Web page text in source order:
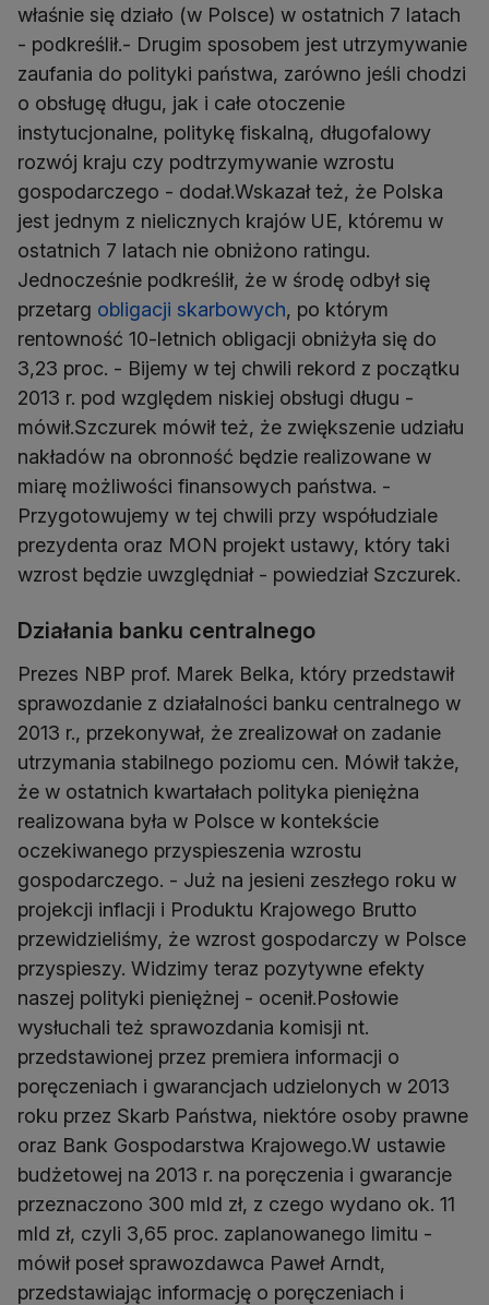
właśnie się działo (w Polsce) w ostatnich 7 latach
- podkreślił.- Drugim sposobem jest utrzymywanie
zaufania do polityki państwa, zarówno jeśli chodzi
o obsługę długu, jak i całe otoczenie
instytucjonalne, politykę fiskalną, długofalowy
rozwój kraju czy podtrzymywanie wzrostu
gospodarczego - dodał.Wskazał też, że Polska
jest jednym z nielicznych krajów UE, któremu w
ostatnich 7 latach nie obniżono ratingu.
Jednocześnie podkreślił, że w środę odbył się
przetarg obligacji skarbowych, po którym
rentowność 10-letnich obligacji obniżyła się do
3,23 proc. - Bijemy w tej chwili rekord z początku
2013 r. pod względem niskiej obsługi długu -
mówił.Szczurek mówił też, że zwiększenie udziału
nakładów na obronność będzie realizowane w
miarę możliwości finansowych państwa. -
Przygotowujemy w tej chwili przy współudziale
prezydenta oraz MON projekt ustawy, który taki
wzrost będzie uwzględniał - powiedział Szczurek.
Działania banku centralnego
Prezes NBP prof. Marek Belka, który przedstawił
sprawozdanie z działalności banku centralnego w
2013 r., przekonywał, że zrealizował on zadanie
utrzymania stabilnego poziomu cen. Mówił także,
że w ostatnich kwartałach polityka pieniężna
realizowana była w Polsce w kontekście
oczekiwanego przyspieszenia wzrostu
gospodarczego. - Już na jesieni zeszłego roku w
projekcji inflacji i Produktu Krajowego Brutto
przewidzieliśmy, że wzrost gospodarczy w Polsce
przyspieszy. Widzimy teraz pozytywne efekty
naszej polityki pieniężnej - ocenił.Posłowie
wysłuchali też sprawozdania komisji nt.
przedstawionej przez premiera informacji o
poręczeniach i gwarancjach udzielonych w 2013
roku przez Skarb Państwa, niektóre osoby prawne
oraz Bank Gospodarstwa Krajowego.W ustawie
budżetowej na 2013 r. na poręczenia i gwarancje
przeznaczono 300 mld zł, z czego wydano ok. 11
mld zł, czyli 3,65 proc. zaplanowanego limitu -
mówił poseł sprawozdawca Paweł Arndt,
przedstawiając informację o poręczeniach i